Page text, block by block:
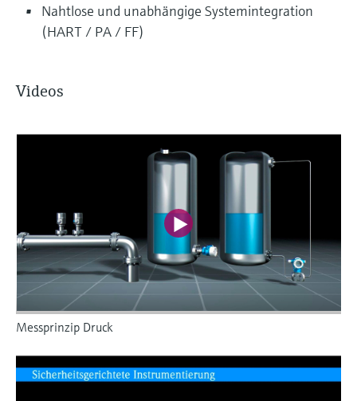
Nahtlose und unabhängige Systemintegration
(HART / PA / FF)
Videos
Messprinzip Druck